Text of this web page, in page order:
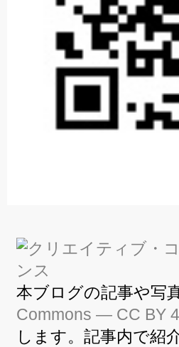
本ブログの記事や写
Commons — CC BY
します。記事内で紹